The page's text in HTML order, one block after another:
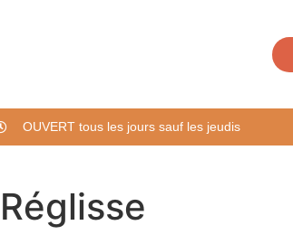
OUVERT tous les jours sauf les jeudis
Réglisse